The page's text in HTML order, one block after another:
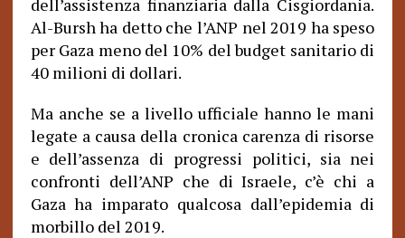
dell’assistenza finanziaria dalla Cisgiordania.
Al-Bursh ha detto che l’ANP nel 2019 ha speso
per Gaza meno del 10% del budget sanitario di
40 milioni di dollari.
Ma anche se a livello ufficiale hanno le mani
legate a causa della cronica carenza di risorse
e dell’assenza di progressi politici, sia nei
confronti dell’ANP che di Israele, c’è chi a
Gaza ha imparato qualcosa dall’epidemia di
morbillo del 2019.